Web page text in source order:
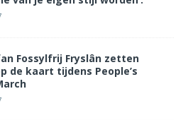
Fossylfrij Fryslân zetten
de kaart tijdens People’s